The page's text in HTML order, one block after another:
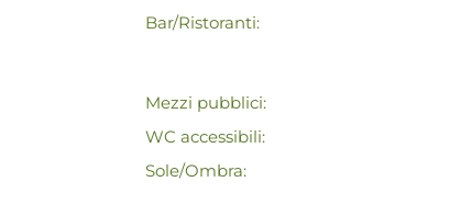
Bar/Ristoranti:
Mezzi pubblici:
WC accessibili:
Sole/Ombra: